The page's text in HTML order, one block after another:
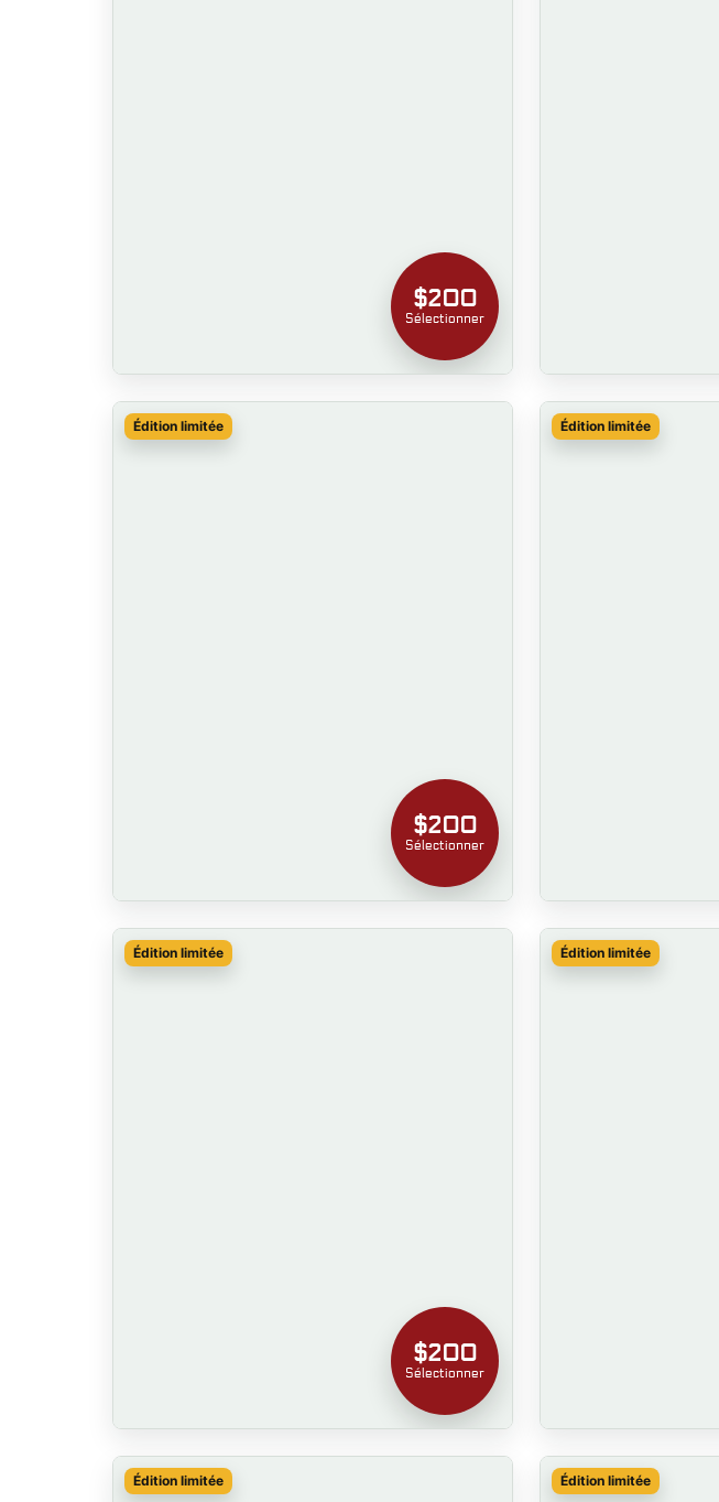
$200
Sélectionner
Édition limitée
$200
Sélectionner
Édition limitée
Édition limitée
$200
Sélectionner
Édition limitée
Édition limitée Édition limitée